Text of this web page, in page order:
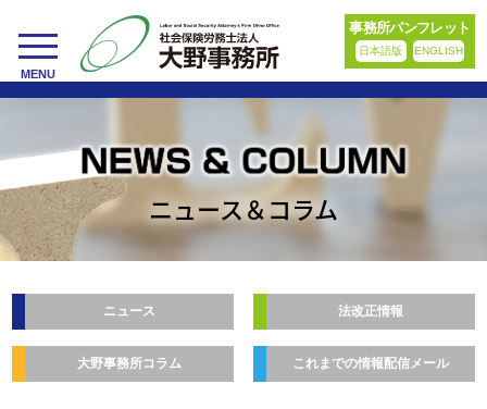
toggle
navigation
MENU
事務所パンフレット
日本語版 ENGLISH
ニュース＆コラム
ニュース 法改正情報
大野事務所コラム これまでの情報配信メール